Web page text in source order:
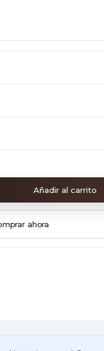
Añadir al carrito
ahora